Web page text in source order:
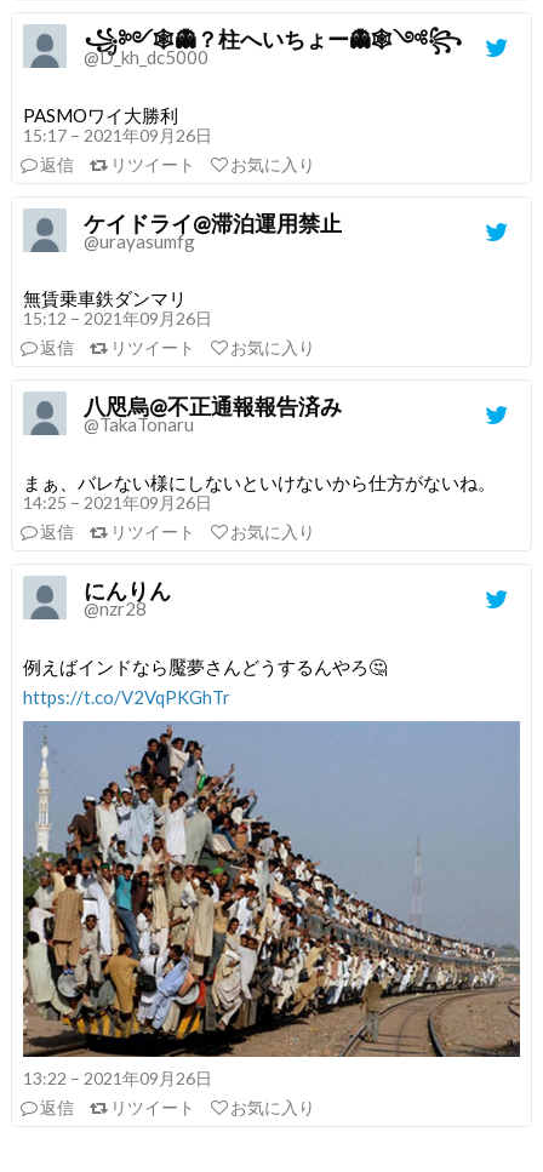
꧁༻🕸👻？柱へいちょー👻🕸༺꧂
@D_kh_dc5000
PASMOワイ大勝利
15:17 – 2021年09月26日
返信
リツイート お気に入り
ケイドライ@滞泊運用禁止
@urayasumfg
無賃乗車鉄ダンマリ
15:12 – 2021年09月26日
返信
リツイート お気に入り
八咫烏@不正通報報告済み
@TakaTonaru
まぁ、バレない様にしないといけないから仕方がないね。
14:25 – 2021年09月26日
返信
リツイート お気に入り
にんりん
@nzr28
例えばインドなら魘夢さんどうするんやろ🤔
https://t.co/V2VqPKGhTr
13:22 – 2021年09月26日
返信
リツイート お気に入り